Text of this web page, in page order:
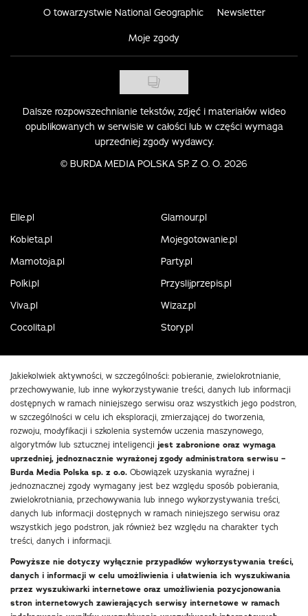
O towarzystwie National Geographic Newsletter
Moje zgody
Dalsze rozpowszechnianie tekstów, zdjęć i materiałów wideo
opublikowanych w serwisie w całości lub w części wymaga
uprzedniej zgody wydawcy.
© BURDA MEDIA POLSKA SP. Z O. O. 2026
Elle.pl
Glamour.pl
Kobieta.pl
Mojegotowanie.pl
Mamotoja.pl
Party.pl
Polki.pl
Przyslijprzepis.pl
Viva.pl
Wizaz.pl
Cocolita.pl
Story.pl
Jakiekolwiek aktywności, w szczególności: pobieranie, zwielokrotnianie,
przechowywanie, lub inne wykorzystywanie treści, danych lub informacji
dostępnych w ramach niniejszego serwisu oraz wszystkich jego podstron,
w szczególności w celu ich eksploracji, zmierzającej do tworzenia,
rozwoju, modyfikacji i szkolenia systemów uczenia maszynowego,
algorytmów lub sztucznej inteligencji jest zabronione oraz wymaga
uprzedniej, jednoznacznie wyrażonej zgody administratora serwisu –
Burda Media Polska sp. z o.o. Obowiązek uzyskania wyraźnej i
jednoznacznej zgody wymagany jest bez względu sposób pobierania,
zwielokrotniania, przechowywania lub innego wykorzystywania treści,
danych lub informacji dostępnych w ramach niniejszego serwisu oraz
wszystkich jego podstron, jak również bez względu na charakter tych
treści, danych i informacji.
Powyższe nie dotyczy wyłącznie przypadków wykorzystywania treści,
danych i informacji w celu umożliwienia i ułatwienia ich wyszukiwania
przez wyszukiwarki internetowe oraz umożliwienia pozycjonowania
stron internetowych zawierających serwisy internetowe w ramach